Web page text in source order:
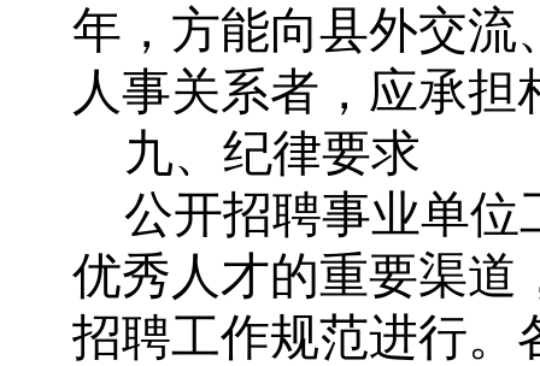
年，方能向县外交流
人事关系者，应承担
九、纪律要求
公开招聘事业单位
优秀人才的重要渠道
招聘工作规范进行。